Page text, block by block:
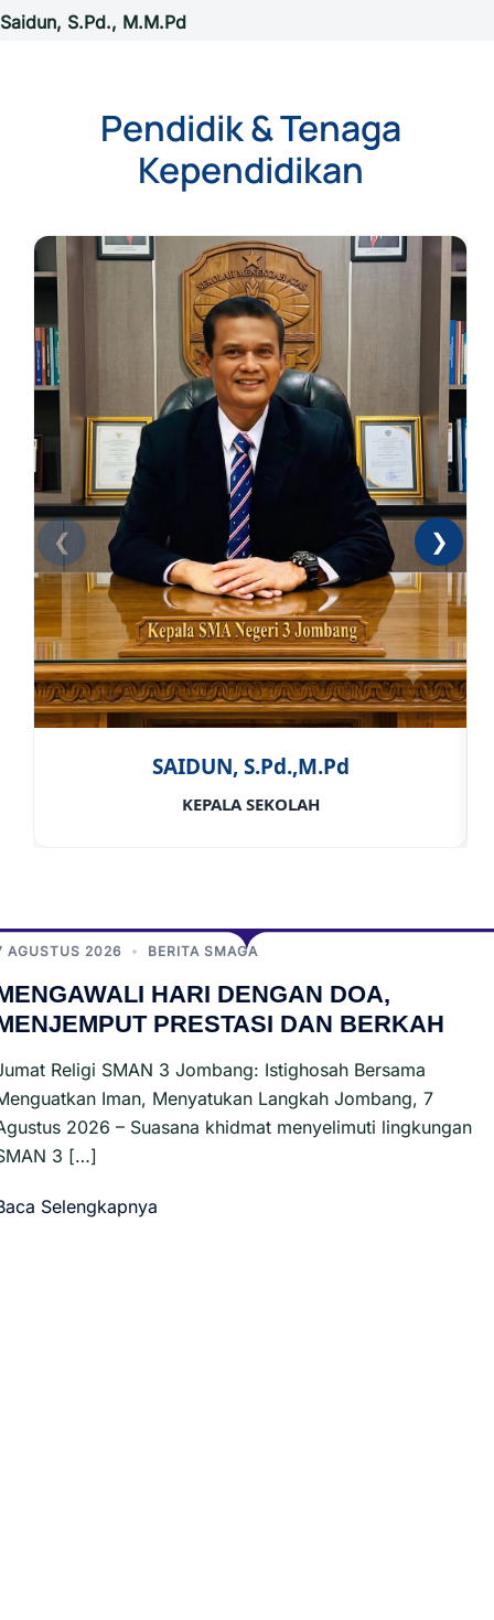
Saidun, S.Pd., M.M.Pd
Pendidik & Tenaga
Kependidikan
❮
SAIDUN, S.Pd.,M.Pd
KEPALA SEKOLAH
❯
AGUSTUS 2026 BERITA SMAGA
HARI DENGAN DOA,
PRESTASI DAN BERKAH
Religi SMAN 3 Jombang: Istighosah Bersama
Iman, Menyatukan Langkah Jombang, 7
2026 – Suasana khidmat menyelimuti lingkungan
3 […]
Selengkapnya